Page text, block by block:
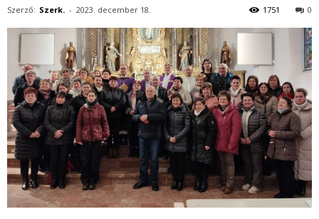
Szerző: Szerk. - 2023. december 18. 0
1751